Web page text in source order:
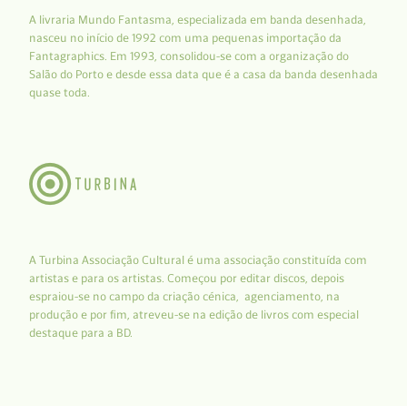
A livraria Mundo Fantasma, especializada em banda desenhada,
nasceu no início de 1992 com uma pequenas importação da
Fantagraphics. Em 1993, consolidou-se com a organização do
Salão do Porto e desde essa data que é a casa da banda desenhada
quase toda.
A Turbina Associação Cultural é uma associação constituída com
artistas e para os artistas. Começou por editar discos, depois
espraiou-se no campo da criação cénica, agenciamento, na
produção e por fim, atreveu-se na edição de livros com especial
destaque para a BD.